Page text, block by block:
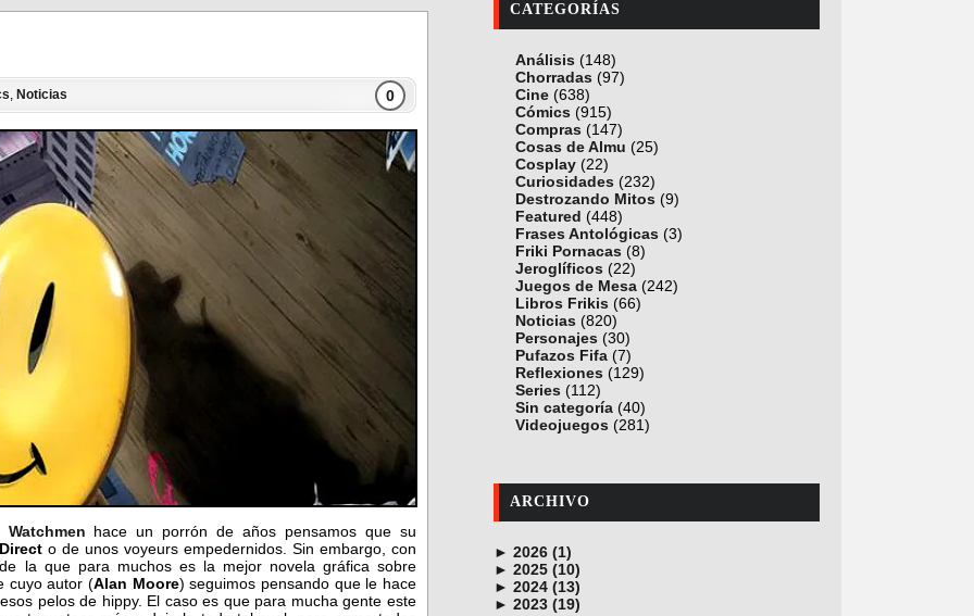
, Noticias 0
Watchmen hace un porrón de años pensamos que su
o de unos voyeurs empedernidos. Sin embargo, con
la que para muchos es la mejor novela gráfica sobre
cuyo autor (Alan Moore) seguimos pensando que le hace
pelos de hippy. El caso es que para mucha gente este
CATEGORÍAS
Análisis (148)
Chorradas (97)
Cine (638)
Cómics (915)
Compras (147)
Cosas de Almu (25)
Cosplay (22)
Curiosidades (232)
Destrozando Mitos (9)
Featured (448)
Frases Antológicas (3)
Friki Pornacas (8)
Jeroglíficos (22)
Juegos de Mesa (242)
Libros Frikis (66)
Noticias (820)
Personajes (30)
Pufazos Fifa (7)
Reflexiones (129)
Series (112)
Sin categoría (40)
Videojuegos (281)
ARCHIVO
► 2026 (1)
junio (1)
► 2025 (10)
noviembre (1)
octubre (1)
► 2024 (13)
diciembre (4)
► 2023 (19)